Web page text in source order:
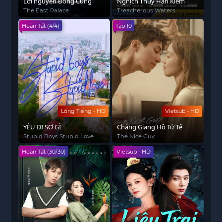
The East Palace Treacherous Waters
Lồng Tiếng - HD
Hoàn Tất (4/4)
YÊU ĐI SỢ GÌ
Stupid Boys Stupid Love
Vietsub - HD
Tập 10
Chàng Giang Hồ Tử Tế
The Nice Guy
Hoàn Tất (30/30) Vietsub - HD